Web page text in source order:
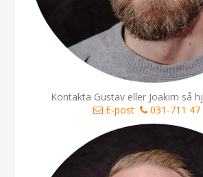
Kontakta Gustav eller Joakim så
E-post
031-711 47